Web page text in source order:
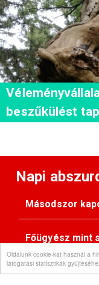
Oldalunk cookie-kat használ a
látogatási statisztikák
beszűkülést
Napi
Másodszor
Főügyész mint
Pimasz